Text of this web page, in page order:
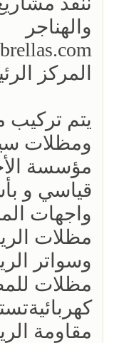
والهناجر
المركز
يتم تركيب
ومظلات
مؤسسة
قياسي و
واجهات
مظلات
وسواتر
مظلات
مقاومة الرياح